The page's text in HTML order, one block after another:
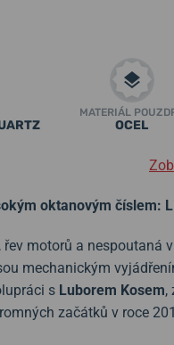
MATERIÁL
OCEL
oktanovým číslem:
řev motorů a nespoutaná
mechanickým
s Luborem Kosem,
začátků v roce